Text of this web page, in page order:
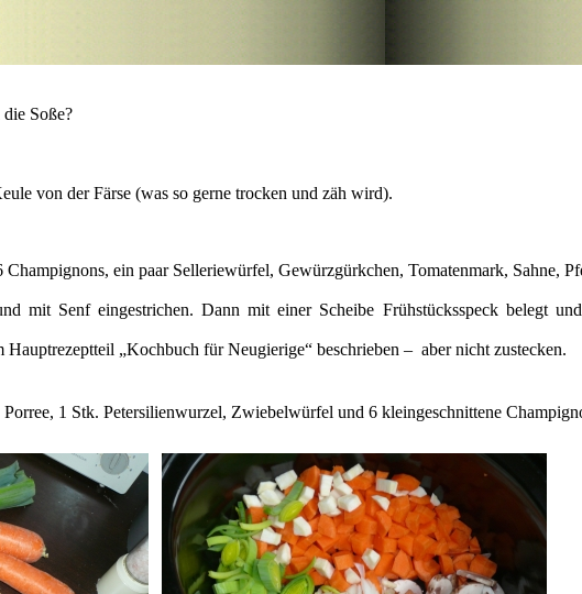
Soße?
von der Färse (was so gerne trocken und zäh wird).
ein paar Selleriewürfel, Gewürzgürkchen, Tomatenmark, Sahne,
mit Senf eingestrichen. Dann mit einer Scheibe Frühstücksspeck belegt
„Kochbuch für Neugierige“ beschrieben – aber nicht zustecken.
1 Stk. Petersilienwurzel, Zwiebelwürfel und 6 kleingeschnittene